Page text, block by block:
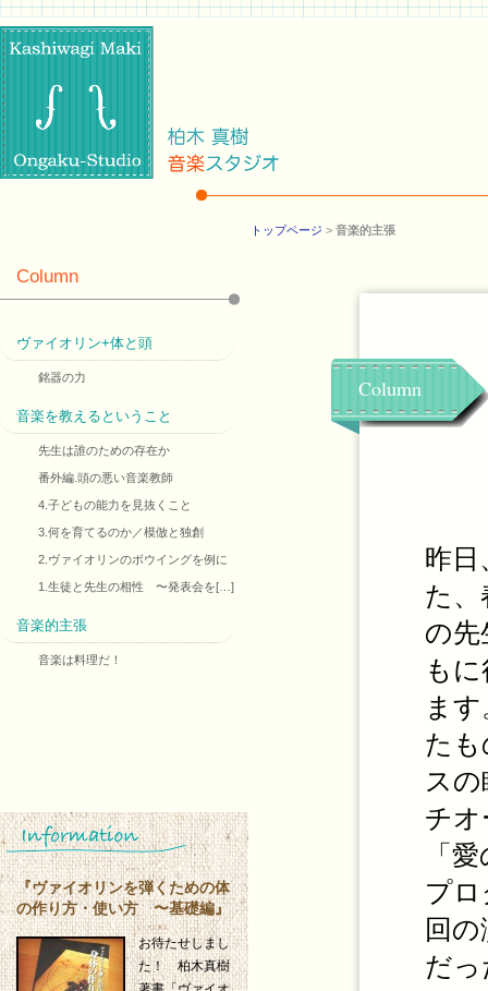
トップページ > 音楽的主張
Column
昨日
た、
の先
も
ま
た
ス
チ
「
プ
回
だ
Column
ヴァイオリン+体と頭
銘器の力
音楽を教えるということ
先生は誰のための存在か
番外編.頭の悪い音楽教師
4.子どもの能力を見抜くこと
3.何を育てるのか／模倣と独創
2.ヴァイオリンのボウイングを例に
1.生徒と先生の相性 〜発表会を[…]
音楽的主張
音楽は料理だ！
『ヴァイオリンを弾くための体
の作り方・使い方 〜基礎編』
お待たせしまし
た！ 柏木真樹
著書「ヴァイオ